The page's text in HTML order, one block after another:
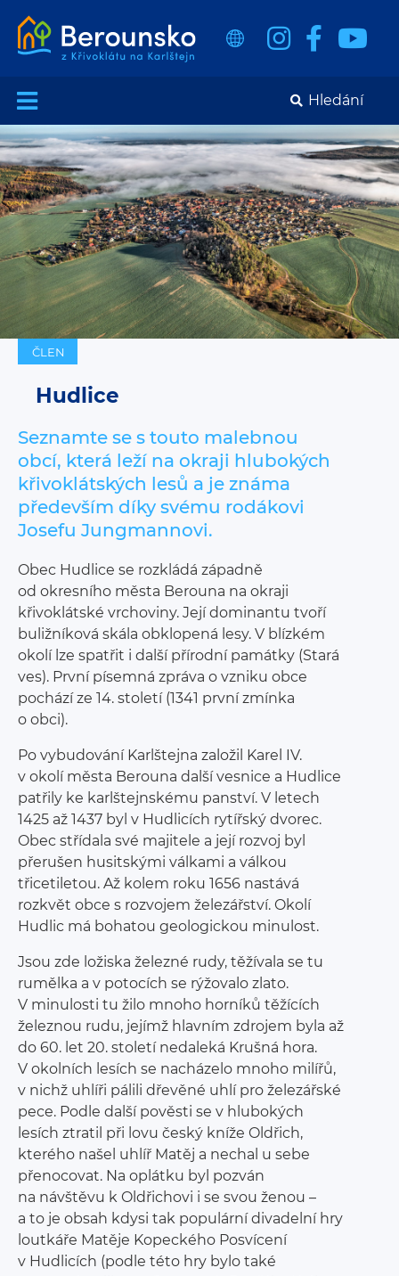
ČLEN
Hudlice
Seznamte se s touto malebnou
obcí, která leží na okraji hlubokých
křivoklátských lesů a je známa
především díky svému rodákovi
Josefu Jungmannovi.
Obec Hudlice se rozkládá západně
od okresního města Berouna na okraji
křivoklátské vrchoviny. Její dominantu tvoří
buližníková skála obklopená lesy. V blízkém
okolí lze spatřit i další přírodní památky (Stará
ves). První písemná zpráva o vzniku obce
pochází ze 14. století (1341 první zmínka
o obci).
Po vybudování Karlštejna založil Karel IV.
v okolí města Berouna další vesnice a Hudlice
patřily ke karlštejnskému panství. V letech
1425 až 1437 byl v Hudlicích rytířský dvorec.
Obec střídala své majitele a její rozvoj byl
přerušen husitskými válkami a válkou
třicetiletou. Až kolem roku 1656 nastává
rozkvět obce s rozvojem železářství. Okolí
Hudlic má bohatou geologickou minulost.
Jsou zde ložiska železné rudy, těžívala se tu
rumělka a v potocích se rýžovalo zlato.
V minulosti tu žilo mnoho horníků těžících
železnou rudu, jejímž hlavním zdrojem byla až
do 60. let 20. století nedaleká Krušná hora.
V okolních lesích se nacházelo mnoho milířů,
v nichž uhlíři pálili dřevěné uhlí pro železářské
pece. Podle další pověsti se v hlubokých
lesích ztratil při lovu český kníže Oldřich,
kterého našel uhlíř Matěj a nechal u sebe
přenocovat. Na oplátku byl pozván
na návštěvu k Oldřichovi i se svou ženou –
a to je obsah kdysi tak populární divadelní hry
loutkáře Matěje Kopeckého Posvícení
v Hudlicích (podle této hry bylo také